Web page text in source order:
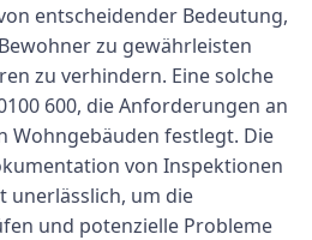
entscheidender Bedeutung,
zu gewährleisten
zu verhindern. Eine solche
600, die Anforderungen an
Wohngebäuden festlegt. Die
von Inspektionen
unerlässlich, um die
und potenzielle Probleme